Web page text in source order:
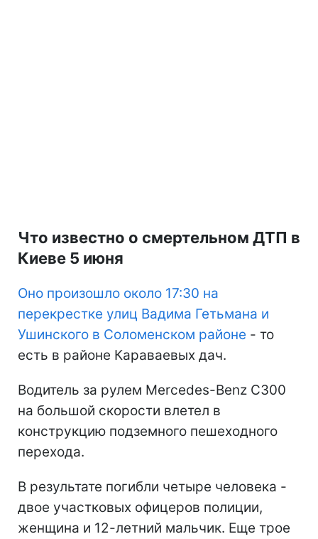
Что известно о смертельном ДТП в
Киеве 5 июня
Оно произошло около 17:30 на
перекрестке улиц Вадима Гетьмана и
Ушинского в Соломенском районе - то
есть в районе Караваевых дач.
Водитель за рулем Mercedes-Benz C300
на большой скорости влетел в
конструкцию подземного пешеходного
перехода.
В результате погибли четыре человека -
двое участковых офицеров полиции,
женщина и 12-летний мальчик. Еще трое